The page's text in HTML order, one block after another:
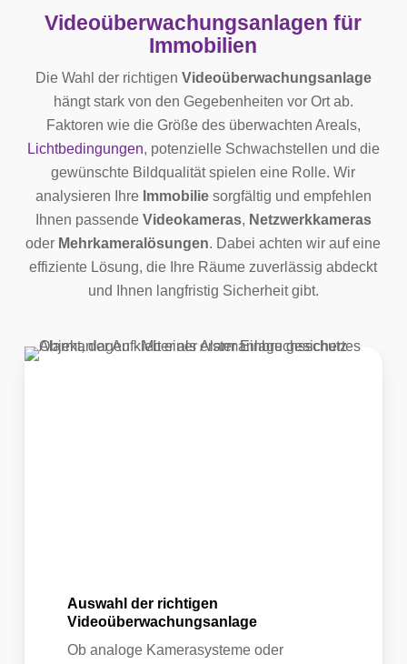
Videoüberwachungsanlagen für
Immobilien
Die Wahl der richtigen Videoüberwachungsanlage
hängt stark von den Gegebenheiten vor Ort ab.
Faktoren wie die Größe des überwachten Areals,
Lichtbedingungen, potenzielle Schwachstellen und die
gewünschte Bildqualität spielen eine Rolle. Wir
analysieren Ihre Immobiliesorgfältig und empfehlen
Ihnen passende Videokameras, Netzwerkkameras
oder Mehrkameralösungen. Dabei achten wir auf eine
effiziente Lösung, die Ihre Räume zuverlässig abdeckt
und Ihnen langfristig Sicherheit gibt.
Auswahl der richtigen
Videoüberwachungsanlage
Ob analoge Kamerasysteme oder